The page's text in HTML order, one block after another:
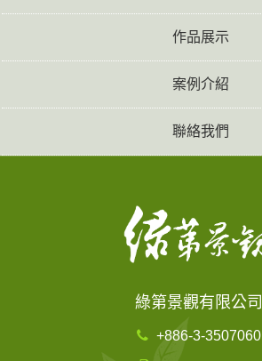
作品展示
案例介紹
聯絡我們
綠第景觀有限公司
+886-3-3507060